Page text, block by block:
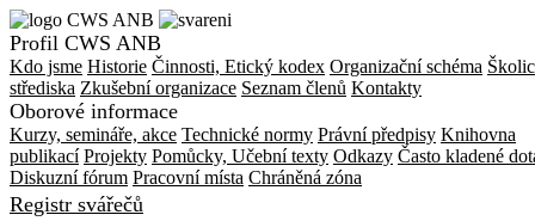
Profil CWS ANB
Kdo jsme Historie Činnosti, Etický kodex Organizační schéma
střediska Zkušební organizace Seznam členů Kontakty
Oborové informace
Kurzy, semináře, akce Technické normy Právní předpisy Knihovna
publikací Projekty Pomůcky, Učební texty Odkazy Často kladené
Diskuzní fórum Pracovní místa Chráněná zóna
Registr svářečů